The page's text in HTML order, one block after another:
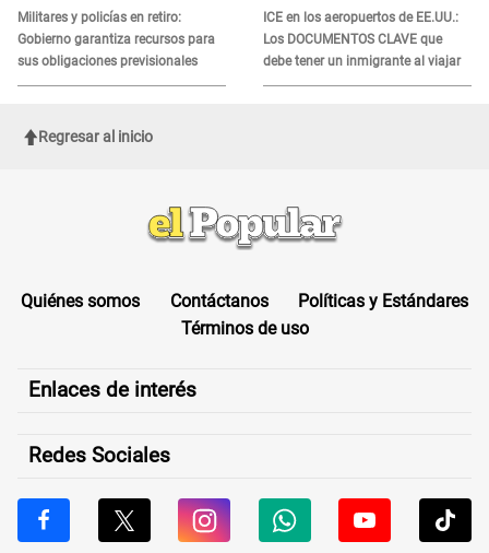
Militares y policías en retiro:
Gobierno garantiza recursos para
sus obligaciones previsionales
ICE en los aeropuertos de EE.UU.:
Los DOCUMENTOS CLAVE que
debe tener un inmigrante al viajar
Regresar al inicio
Quiénes somos Contáctanos
Políticas y Estándares
Términos de uso
Enlaces de interés
Redes Sociales